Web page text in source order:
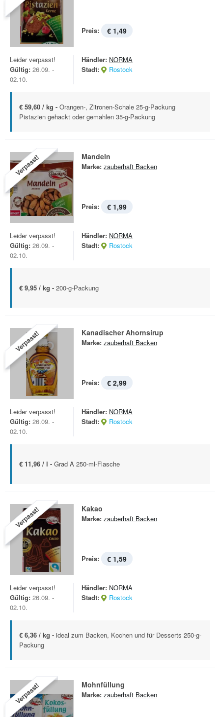
Preis: € 1,49
Leider verpasst!
Gültig: 26.09. -
02.10.
Händler: NORMA
Stadt:
Rostock
€ 59,60 / kg - Orangen-, Zitronen-Schale 25-g-Packung
Pistazien gehackt oder gemahlen 35-g-Packung
Verpasst! Mandeln
Marke: zauberhaft Backen
Preis: € 1,99
Leider verpasst!
Gültig: 26.09. -
02.10.
Händler: NORMA
Stadt:
Rostock
€ 9,95 / kg - 200-g-Packung
Verpasst! Kanadischer Ahornsirup
Marke: zauberhaft Backen
Preis: € 2,99
Leider verpasst!
Gültig: 26.09. -
02.10.
Händler: NORMA
Stadt:
Rostock
€ 11,96 / l - Grad A 250-ml-Flasche
Verpasst! Kakao
Marke: zauberhaft Backen
Preis: € 1,59
Leider verpasst!
Gültig: 26.09. -
02.10.
Händler: NORMA
Stadt:
Rostock
€ 6,36 / kg - ideal zum Backen, Kochen und für Desserts 250-g-
Packung
Verpasst! Mohnfüllung
Marke: zauberhaft Backen